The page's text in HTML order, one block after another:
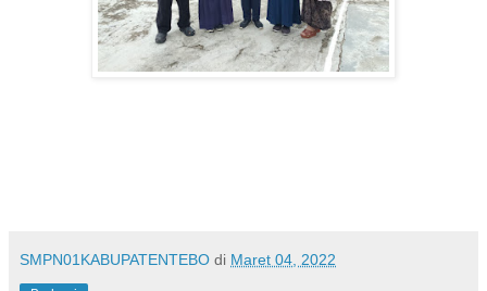
SMPN01KABUPATENTEBO di Maret 04, 2022